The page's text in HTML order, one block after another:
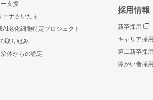
支援
ーナさいたま
AI老化細胞特定プロジェクト
取り組み
体からの認定
採用情報
新卒採用
キャリア採用
第二新卒採用
障がい者採用